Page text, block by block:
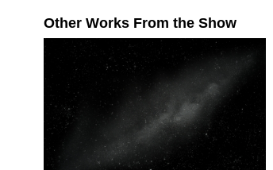
Other Works From the Show